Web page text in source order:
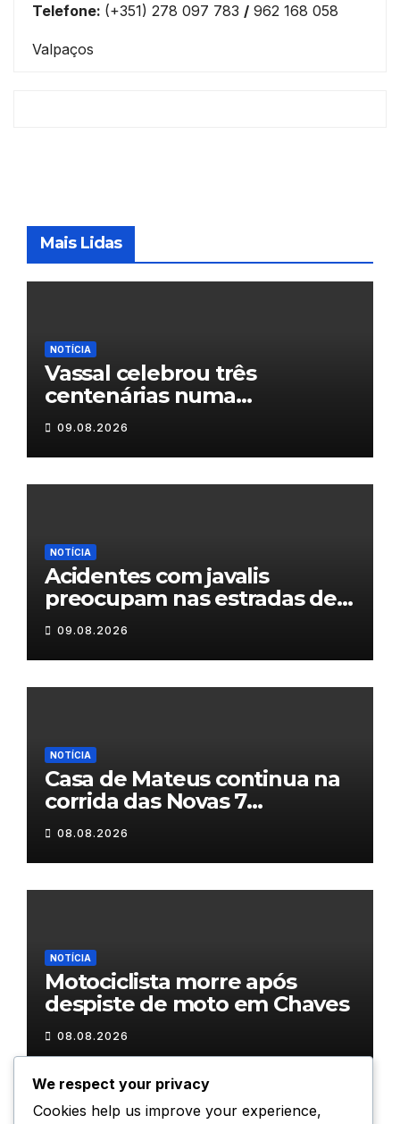
Telefone: (+351) 278 097 783 / 962 168 058
Valpaços
Mais Lidas
NOTÍCIA
Vassal celebrou três
centenárias numa
homenagem a um século de
histórias
09.08.2026
NOTÍCIA
Acidentes com javalis
preocupam nas estradas de
Trás-os-Montes
09.08.2026
NOTÍCIA
Casa de Mateus continua na
corrida das Novas 7
Maravilhas de Portugal
08.08.2026
NOTÍCIA
Motociclista morre após
despiste de moto em Chaves
08.08.2026
We respect your privacy
Cookies help us improve your experience,